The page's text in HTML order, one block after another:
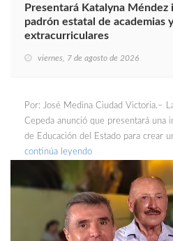
Presentará Katalyna Méndez
padrón estatal de academias
extracurriculares
viernes, 7 de agosto de 2026
Por: José Medina Ciudad Victoria.–
Cepeda anunció que presentará una
de Educación del Estado para crear
continúa leyendo